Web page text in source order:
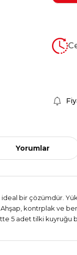
Yorumlar
bir çözümdür.
Ahşap, kontrplak
5 adet tilki kuyruğu